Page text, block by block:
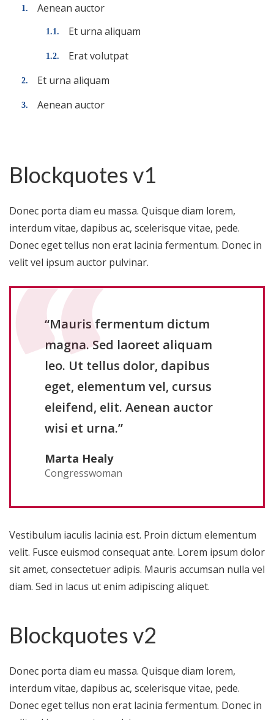
Aenean auctor
Et urna aliquam
Erat volutpat
Et urna aliquam
Aenean auctor
Blockquotes v1
Donec porta diam eu massa. Quisque diam lorem,
interdum vitae, dapibus ac, scelerisque vitae, pede.
Donec eget tellus non erat lacinia fermentum. Donec in
velit vel ipsum auctor pulvinar.
“Mauris fermentum dictum
magna. Sed laoreet aliquam
leo. Ut tellus dolor, dapibus
eget, elementum vel, cursus
eleifend, elit. Aenean auctor
wisi et urna.”
Marta Healy
Congresswoman
Vestibulum iaculis lacinia est. Proin dictum elementum
velit. Fusce euismod consequat ante. Lorem ipsum dolor
sit amet, consectetuer adipis. Mauris accumsan nulla vel
diam. Sed in lacus ut enim adipiscing aliquet.
Blockquotes v2
Donec porta diam eu massa. Quisque diam lorem,
interdum vitae, dapibus ac, scelerisque vitae, pede.
Donec eget tellus non erat lacinia fermentum. Donec in